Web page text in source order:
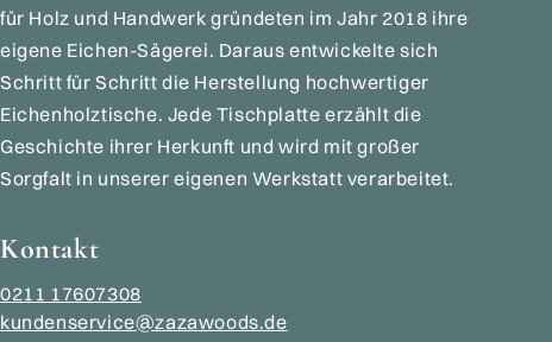
für Holz und Handwerk gründeten im Jahr 2018 ihre
eigene Eichen-Sägerei. Daraus entwickelte sich
Schritt für Schritt die Herstellung hochwertiger
Eichenholztische. Jede Tischplatte erzählt die
Geschichte ihrer Herkunft und wird mit großer
Sorgfalt in unserer eigenen Werkstatt verarbeitet.
Kontakt
0211 17607308
kundenservice@zazawoods.de